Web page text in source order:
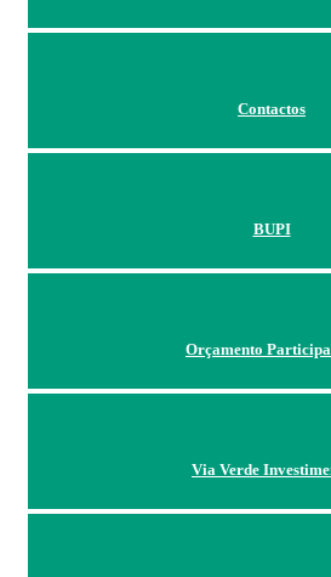
Contactos
BUPI
Orçamento
Via Verde